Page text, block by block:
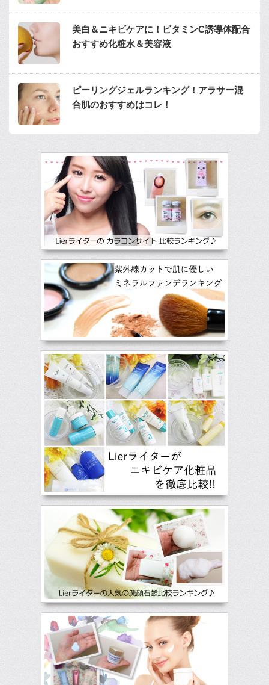
美白＆ニキビケアに！ビタミンC誘導体配合
おすすめ化粧水＆美容液
ピーリングジェルランキング！アラサー混
合肌のおすすめはコレ！